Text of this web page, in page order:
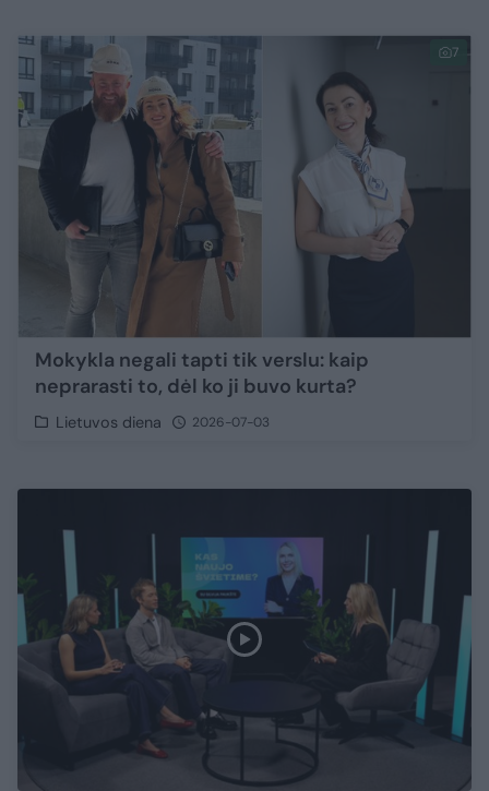
7
Mokykla negali tapti tik verslu: kaip
neprarasti to, dėl ko ji buvo kurta?
Lietuvos diena 2026-07-03